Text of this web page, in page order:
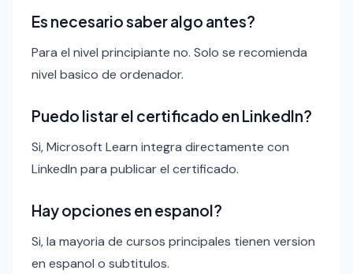
Es necesario saber algo antes?
Para el nivel principiante no. Solo se recomienda
nivel basico de ordenador.
Puedo listar el certificado en LinkedIn?
Si, Microsoft Learn integra directamente con
LinkedIn para publicar el certificado.
Hay opciones en espanol?
Si, la mayoria de cursos principales tienen version
en espanol o subtitulos.